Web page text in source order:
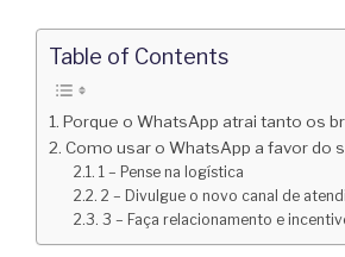
Table of Contents
Porque o WhatsApp atrai tanto os
Como usar o WhatsApp a favor do
1 – Pense na logística
2 – Divulgue o novo canal de
3 – Faça relacionamento e